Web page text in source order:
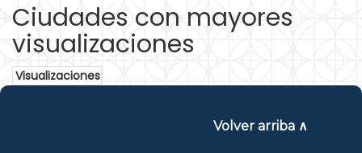
Ciudades con mayores
visualizaciones
Visualizaciones
Volver arriba ∧